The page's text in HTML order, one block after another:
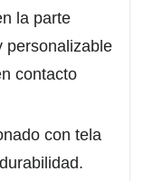
la parte
personalizable
contacto
con tela